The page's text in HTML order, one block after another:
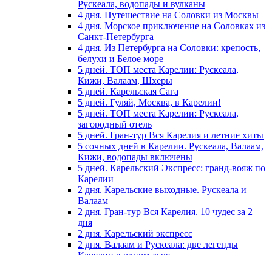
Рускеала, водопады и вулканы
4 дня. Путешествие на Соловки из Москвы
4 дня. Морское приключение на Соловках из
Санкт-Петербурга
4 дня. Из Петербурга на Соловки: крепость,
белухи и Белое море
5 дней. ТОП места Карелии: Рускеала,
Кижи, Валаам, Шхеры
5 дней. Карельская Сага
5 дней. Гуляй, Москва, в Карелии!
5 дней. ТОП места Карелии: Рускеала,
загородный отель
5 дней. Гран-тур Вся Карелия и летние хиты
5 сочных дней в Карелии. Рускеала, Валаам,
Кижи, водопады включены
5 дней. Карельский Экспресс: гранд-вояж по
Карелии
2 дня. Карельские выходные. Рускеала и
Валаам
2 дня. Гран-тур Вся Карелия. 10 чудес за 2
дня
2 дня. Карельский экспресс
2 дня. Валаам и Рускеала: две легенды